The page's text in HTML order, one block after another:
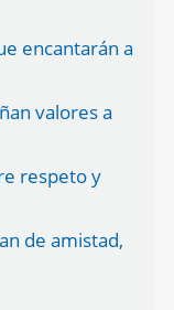
encantarán a
valores a
respeto y
de amistad,